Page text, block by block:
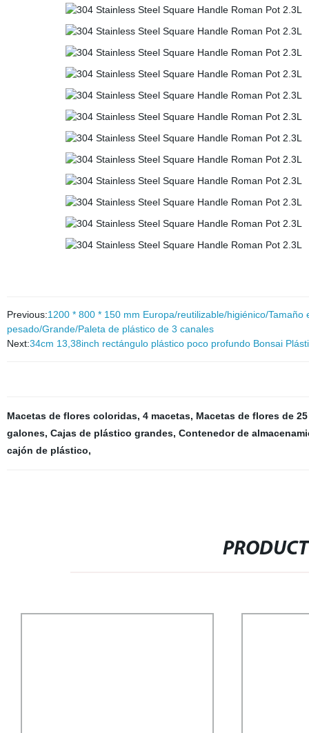
Previous:1200 * 800 * 150 mm Europa/reutilizable/higiénico/
pesado/Grande/Paleta de plástico de 3 canales
Next:34cm 13,38inch rectángulo plástico poco profundo Bonsai
Macetas de flores coloridas, 4 macetas, Macetas de flores de
galones, Cajas de plástico grandes, Contenedor de
cajón de plástico,